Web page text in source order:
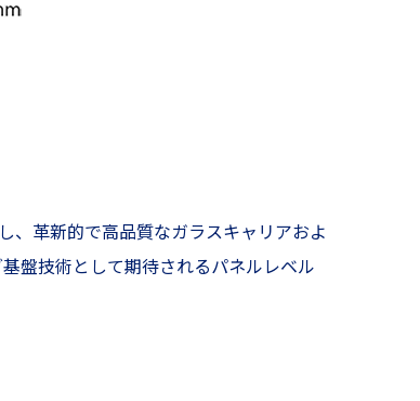
、革新的で高品質なガラスキャリアおよ
盤技術として期待されるパネルレベル